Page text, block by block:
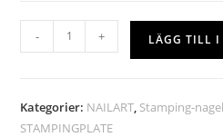
- + LÄGG TILL I
Kategorier: NAILART Stamping-
STAMPINGPLATE